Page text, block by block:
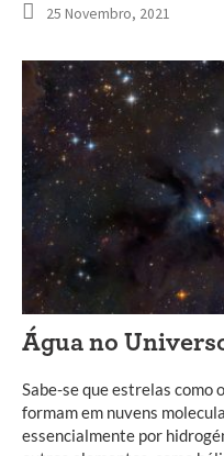
25 Novembro, 2021
Água no
Sabe-se que estrelas como
formam em nuvens
essencialmente por